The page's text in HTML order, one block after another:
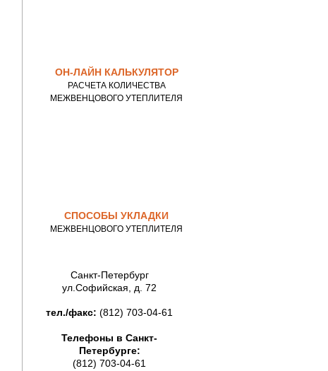
ОН-ЛАЙН КАЛЬКУЛЯТОР
РАСЧЕТА КОЛИЧЕСТВА
МЕЖВЕНЦОВОГО УТЕПЛИТЕЛЯ
СПОСОБЫ УКЛАДКИ
МЕЖВЕНЦОВОГО УТЕПЛИТЕЛЯ
Санкт-Петербург
ул.Софийская, д. 72
тел./факс: (812) 703-04-61
Телефоны в Санкт-
Петербурге:
(812) 703-04-61